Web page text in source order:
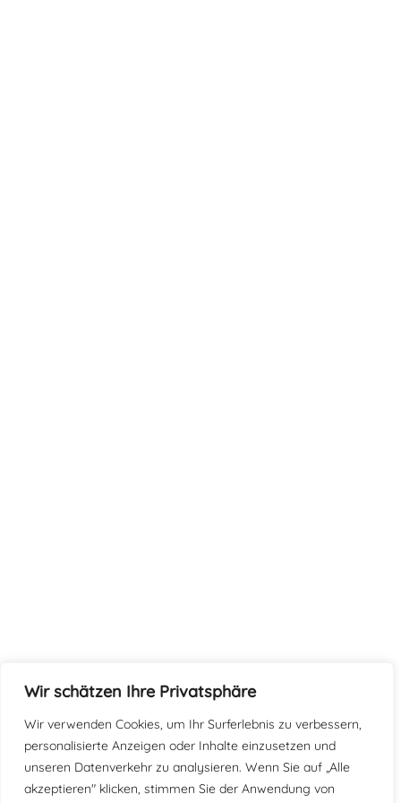
Wir schätzen Ihre Privatsphäre
Wir verwenden Cookies, um Ihr Surferlebnis zu verbessern,
personalisierte Anzeigen oder Inhalte einzusetzen und
unseren Datenverkehr zu analysieren. Wenn Sie auf „Alle
akzeptieren" klicken, stimmen Sie der Anwendung von